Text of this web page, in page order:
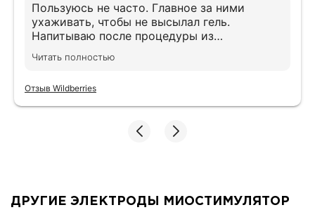
Пользуюсь не часто. Главное за ними
ухаживать, чтобы не высылал гель.
Напитываю после процедуры из
хлоргексидин ом, предварительно до и
после процедуры протираю спиртовой
липнут
Читать полностью
Отзыв Wildberries
ДРУГИЕ ЭЛЕКТРОДЫ МИОСТИМУЛЯТОР